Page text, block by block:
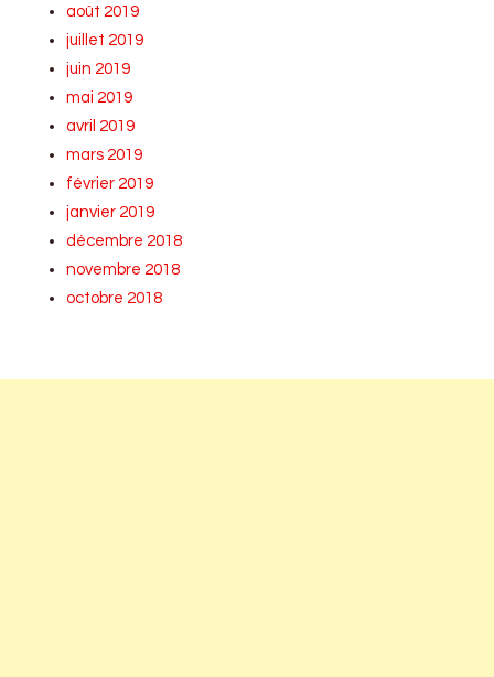
août 2019
juillet 2019
juin 2019
mai 2019
avril 2019
mars 2019
février 2019
janvier 2019
décembre 2018
novembre 2018
octobre 2018